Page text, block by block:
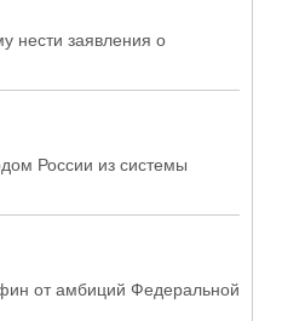
нести заявления о
России из системы
от амбиций Федеральной